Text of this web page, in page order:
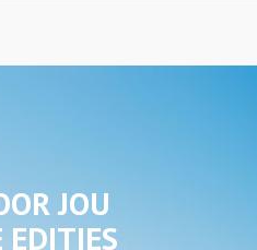
JOU